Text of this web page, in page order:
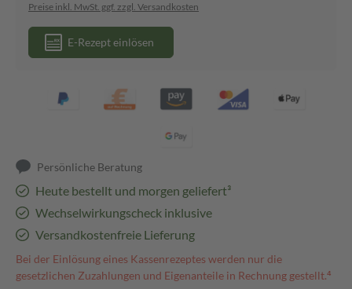
Preise inkl. MwSt. ggf. zzgl. Versandkosten
E-Rezept einlösen
Persönliche Beratung
Heute bestellt und morgen geliefert³
Wechselwirkungscheck inklusive
Versandkostenfreie Lieferung
Bei der Einlösung eines Kassenrezeptes werden nur die
gesetzlichen Zuzahlungen und Eigenanteile in Rechnung gestellt.⁴